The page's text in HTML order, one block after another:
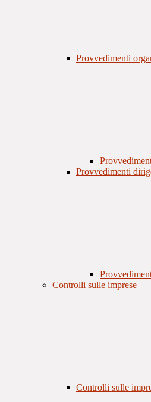
Provvedimenti
Provvedimenti
Controlli sulle imprese
Controlli sulle